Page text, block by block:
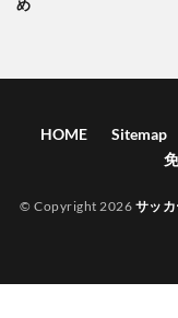
め
HOME Sitemap
© Copyright 2026 サッ